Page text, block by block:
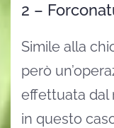
2 –
Simile alla
però
effettuata dal
in questo